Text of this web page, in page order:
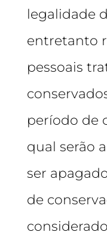
legalidade
entretanto
pessoais
período de
qual serão
ser
de